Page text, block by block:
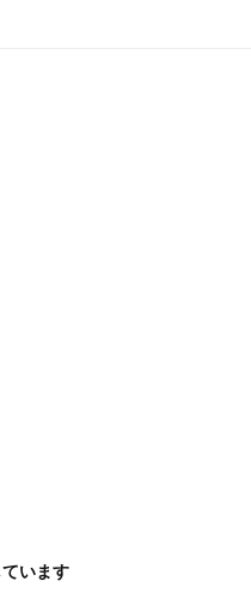
います